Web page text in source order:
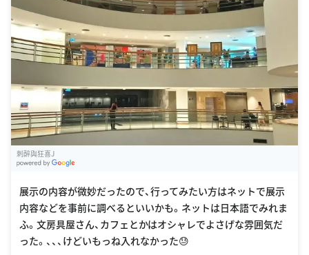
刺醉與狂喜J
展示の内容が微妙だったので、行ってみたい方はネットで展示
内容などを事前に調べるといいかも。ネットは日本語でみれま
ふ。文房具屋さん、カフェとかはオシャレでよさげな雰囲気だ
った。、、、けどいもっね入れなかった😓